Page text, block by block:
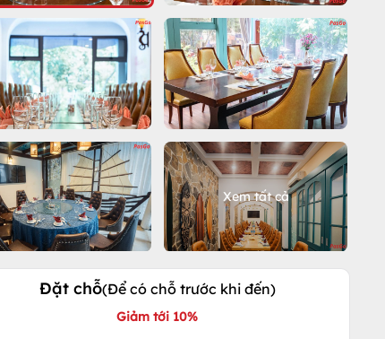
Xem tất cả
Đặt chỗ(Để có chỗ trước khi đến)
Giảm tới 10%